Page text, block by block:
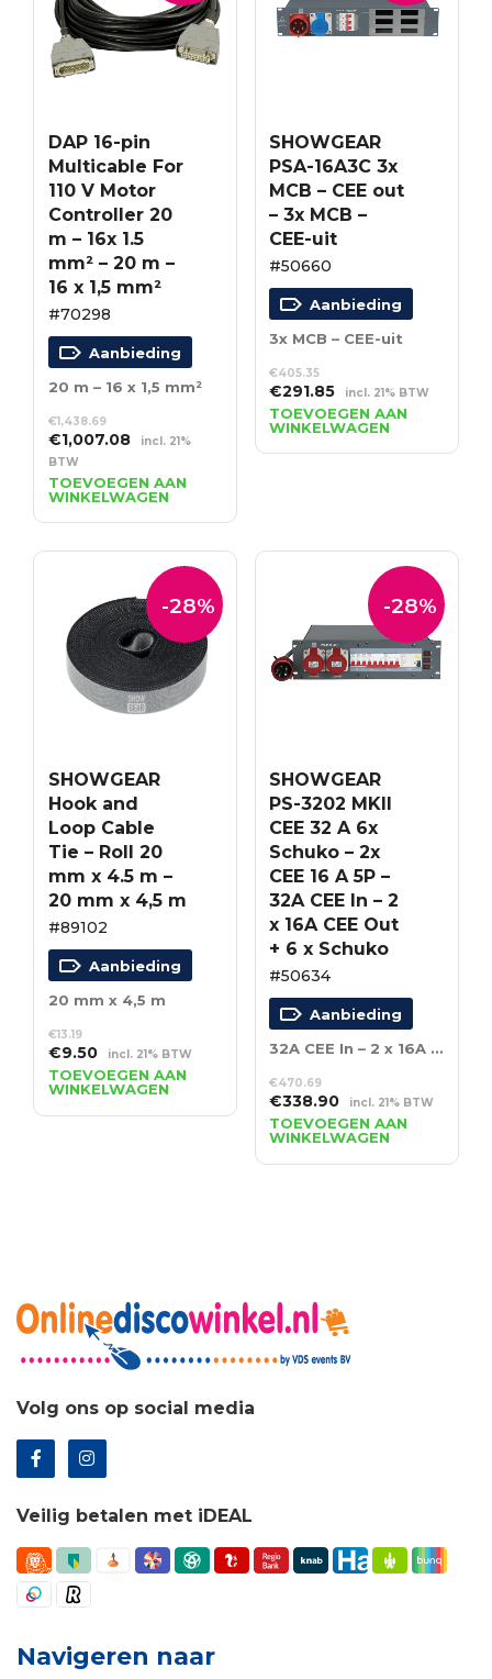
DAP 16-pin
Multicable For
110 V Motor
Controller 20
m – 16x 1.5
mm² – 20 m –
16 x 1,5 mm²
#70298
Aanbieding
20 m – 16 x 1,5 mm²
€1,438.69
Oorspronkelijke
prijs
was:
€1,438.69.
€1,007.08Huidige
is:
€1,007.08.
incl. 21%
BTW
TOEVOEGEN AAN
WINKELWAGEN
SHOWGEAR
PSA-16A3C 3x
MCB – CEE out
– 3x MCB –
CEE-uit
#50660
Aanbieding
3x MCB – CEE-uit
€405.35
Oorspronkelijke
prijs
was:
€405.35.
€291.85Huidige
prijs
is:
€291.85.
incl. 21% BTW
TOEVOEGEN AAN
WINKELWAGEN
-28%
SHOWGEAR
Hook and
Loop Cable
Tie – Roll 20
mm x 4.5 m –
20 mm x 4,5 m
#89102
Aanbieding
20 mm x 4,5 m
€13.19
Oorspronkelijke
prijs
was:
€13.19.
€9.50Huidige
prijs
is:
€9.50.
incl. 21% BTW
TOEVOEGEN AAN
WINKELWAGEN
-28%
SHOWGEAR
PS-3202 MKII
CEE 32 A 6x
Schuko – 2x
CEE 16 A 5P –
32A CEE In – 2
x 16A CEE Out
+ 6 x Schuko
#50634
Aanbieding
32A CEE In – 2 x 16A CEE Out + 6 x Schuko
€470.69
Oorspronkelijke
prijs
was:
€470.69.
€338.90Huidige
prijs
is:
€338.90.
incl. 21% BTW
TOEVOEGEN AAN
WINKELWAGEN
Volg ons op social media
Veilig betalen met iDEAL
Navigeren naar